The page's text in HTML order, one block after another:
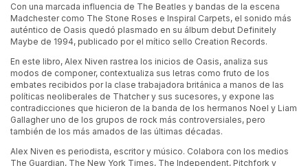
Con una marcada influencia de The Beatles y bandas de la escena
Madchester como The Stone Roses e Inspiral Carpets, el sonido más
auténtico de Oasis quedó plasmado en su álbum debut Definitely
Maybe de 1994, publicado por el mítico sello Creation Records.
En este libro, Alex Niven rastrea los inicios de Oasis, analiza sus
modos de componer, contextualiza sus letras como fruto de los
embates recibidos por la clase trabajadora británica a manos de las
políticas neoliberales de Thatcher y sus sucesores, y expone las
contradicciones que hicieron de la banda de los hermanos Noel y Liam
Gallagher uno de los grupos de rock más controversiales, pero
también de los más amados de las últimas décadas.
Alex Niven es periodista, escritor y músico. Colabora con los medios
The Guardian, The New York Times, The Independent, Pitchfork y